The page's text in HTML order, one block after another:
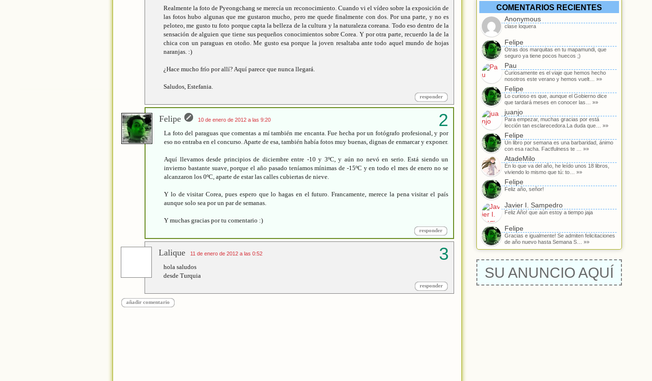
Realmente la foto de Pyeongchang se merecía un reconocimiento. Cuando vi el vídeo sobre la exposición de
las fotos hubo algunas que me gustaron mucho, pero me quede finalmente con dos. Por una parte, y no es
peloteo, me gusto tu foto porque capta la belleza de la cultura y la naturaleza coreana. Todo eso dentro de la
sensación de alguien que tiene sus pequeños conocimientos sobre Corea. Y por otra parte, recuerdo la de la
chica con un paraguas en otoño. Me gusto esa porque la joven resaltaba ante todo aquel mundo de hojas
naranjas. :)
¿Hace mucho frío por allí? Aquí parece que nunca llegará.
Saludos, Estefania.
responder
Felipe 10 de enero de 2012 a las 9:20
La foto del paraguas que comentas a mí también me encanta. Fue hecha por un fotógrafo profesional, y por
eso no entraba en el concurso. Aparte de esa, también había fotos muy buenas, dignas de enmarcar y exponer.
Aquí llevamos desde principios de diciembre entre -10 y 3ºC, y aún no nevó en serio. Está siendo un
invierno bastante suave, porque el año pasado teníamos mínimas de -15ºC y en todo el mes de enero no se
alcanzaron los 0ºC, aparte de estar las calles cubiertas de nieve.
Y lo de visitar Corea, pues espero que lo hagas en el futuro. Francamente, merece la pena visitar el país
aunque solo sea por un par de semanas.
Y muchas gracias por tu comentario :)
responder
Lalique 11 de enero de 2012 a las 0:52
hola saludos
desde Turquia
responder
añadir comentario
COMENTARIOS RECIENTES
Anonymous
clase loquera
Felipe
Otras dos marquitas en tu mapamundi, que
seguro ya tiene pocos huecos ;)
Pau
Curiosamente es el viaje que hemos hecho
nosotros este verano y hemos vuelt… »»
Felipe
Lo curioso es que, aunque el Gobierno dice
que tardará meses en conocer las… »»
juanjo
Para empezar, muchas gracias por está
lección tan esclarecedora.La duda que… »»
Felipe
Un libro por semana es una barbaridad, ánimo
con esa racha. Factfulness te … »»
AtadeMilo
En lo que va del año, he leído unos 18 libros,
viviendo lo mismo que tú: to… »»
Felipe
Feliz año, señor!
Javier I. Sampedro
Feliz Año! que aún estoy a tiempo jaja
Felipe
Gracias e igualmente! Se admiten felicitaciones
de año nuevo hasta Semana S… »»
SU ANUNCIO AQUÍ